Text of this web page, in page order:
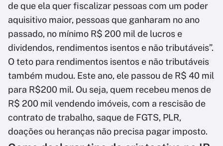
de que ela quer fiscalizar pessoas com um poder
aquisitivo maior, pessoas que ganharam no ano
passado, no mínimo R$ 200 mil de lucros e
dividendos, rendimentos isentos e não tributáveis”.
O teto para rendimentos isentos e não tributáveis
também mudou. Este ano, ele passou de R$ 40 mil
para R$200 mil. Ou seja, quem recebeu menos de
R$ 200 mil vendendo imóveis, com a rescisão de
contrato de trabalho, saque de FGTS, PLR,
doações ou heranças não precisa pagar imposto.